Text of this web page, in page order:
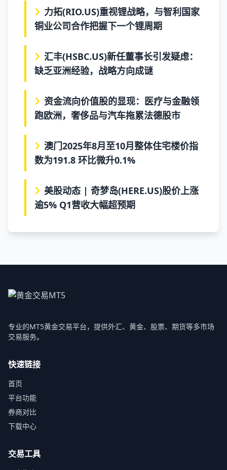
力拓(RIO.US)重视锂战略，与智利国家
铜业公司合作把握下一个锂周期
汇丰(HSBC.US)新任董事长引发疑虑：
缺乏亚洲经验，战略方向成谜
资金流向价值股的显现：医疗与金融领
跑欧洲，奢侈品与汽车拖累法德股市
澳门2025年8月至10月整体住宅楼价指
数为191.8 环比微升0.1%
美股动态 | 奇梦岛(HERE.US)股价上涨
逾5% Q1营收大幅超预期
专业的MT5黄金交易平台，提供外汇、黄金、股票、期货等多市场
交易服务。
快速链接
首页
平台功能
券商对比
下载中心
交易工具